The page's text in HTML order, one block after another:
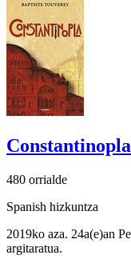
Constantinopla
480 orrialde
Spanish hizkuntza
2019ko aza. 24a(e)an
argitaratua.